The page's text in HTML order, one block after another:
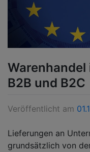
Warenhandel
B2B und B2C
Veröffentlicht am
Lieferungen an
grundsätzlich von